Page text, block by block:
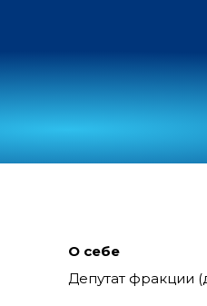
О себе
Депутат фракции